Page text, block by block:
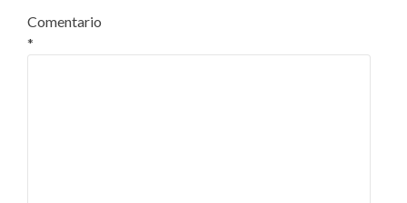
Comentario
*